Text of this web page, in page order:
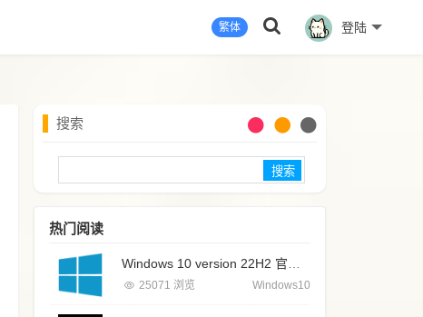
登陆
繁体
搜索
Search
热门阅读
25071 浏览 Windows10